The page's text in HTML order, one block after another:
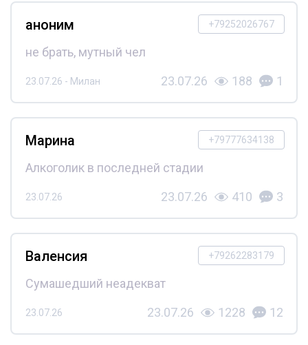
+79252026767
аноним
не брать, мутный чел
23.07.26 - Милан 23.07.26 188 1
+79777634138
Марина
Алкоголик в последней стадии
23.07.26 23.07.26 410 3
+79262283179
Валенсия
Сумашедший неадекват
23.07.26 23.07.26 1228 12